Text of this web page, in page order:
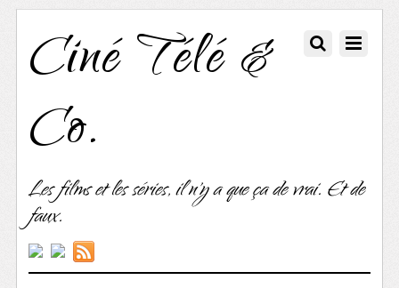
Ciné Télé &
Co.
Les films et les séries, il n'y a que ça de vrai. Et de
faux.